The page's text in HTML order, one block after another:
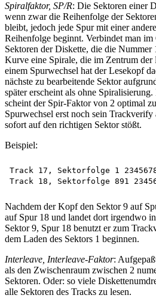
Spiralfaktor, SP/R: Die Sektoren einer
wenn zwar die Reihenfolge der
bleibt, jedoch jede Spur mit einer
Reihenfolge beginnt. Verbindet man
Sektoren der Diskette, die die Nummer
Kurve eine Spirale, die im Zentrum der
einem Spurwechsel hat der Lesekopf
nächste zu bearbeitende Sektor
später erscheint als ohne
scheint der Spir-Faktor von 2 optimal
Spurwechsel erst noch sein
sofort auf den richtigen Sektor stößt.
Beispiel:
Track 17, Sektorfolge 1
Nachdem der Kopf den Sektor 9 auf
auf Spur 18 und landet dort irgendwo
Sektor 9, Spur 18 benutzt er zum
dem Laden des Sektors 1 beginnen.
Interleave, Interleave-Faktor:
als den Zwischenraum zwischen 2
Sektoren. Oder: so viele
alle Sektoren des Tracks zu lesen.